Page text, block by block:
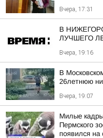
Вчера, 17:31
В
ЛУЧШЕГО
Вчера, 19:16
В
26летнюю
Вчера, 19:07
Милые
Пермского
появился на